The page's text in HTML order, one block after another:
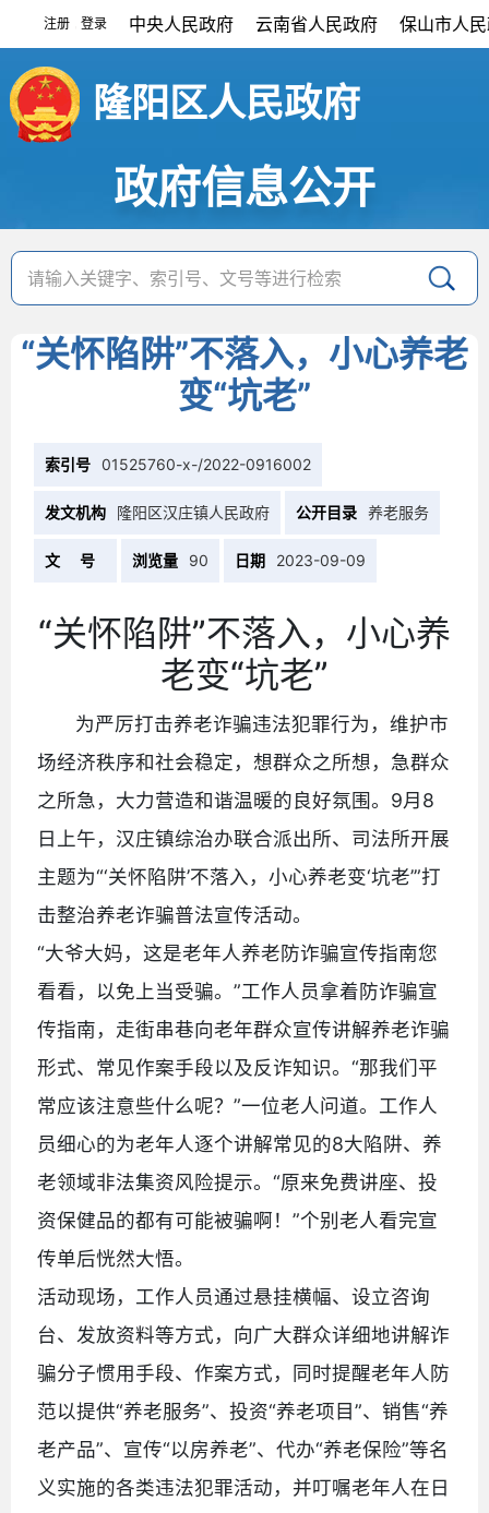
注册 登录 中央人民政府 云南省人民政府 保山市人
隆阳区人民政府
政府信息公开
“关怀陷阱”不落入，小心养老
变“坑老”
索引号 01525760-x-/2022-0916002
发文机构 隆阳区汉庄镇人民政府 公开目录 养老服务
文 号 浏览量 90 日期 2023-09-09
“关怀陷阱”不落入，小心养
老变“坑老”
为严厉打击养老诈骗违法犯罪行为，维护市
场经济秩序和社会稳定，想群众之所想，急群众
之所急，大力营造和谐温暖的良好氛围。9月8
日上午，汉庄镇综治办联合派出所、司法所开展
主题为“‘关怀陷阱’不落入，小心养老变‘坑老’”打
击整治养老诈骗普法宣传活动。
“大爷大妈，这是老年人养老防诈骗宣传指南您
看看，以免上当受骗。”工作人员拿着防诈骗宣
传指南，走街串巷向老年群众宣传讲解养老诈骗
形式、常见作案手段以及反诈知识。“那我们平
常应该注意些什么呢？”一位老人问道。工作人
员细心的为老年人逐个讲解常见的8大陷阱、养
老领域非法集资风险提示。“原来免费讲座、投
资保健品的都有可能被骗啊！”个别老人看完宣
传单后恍然大悟。
活动现场，工作人员通过悬挂横幅、设立咨询
台、发放资料等方式，向广大群众详细地讲解诈
骗分子惯用手段、作案方式，同时提醒老年人防
范以提供“养老服务”、投资“养老项目”、销售“养
老产品”、宣传“以房养老”、代办“养老保险”等名
义实施的各类违法犯罪活动，并叮嘱老年人在日